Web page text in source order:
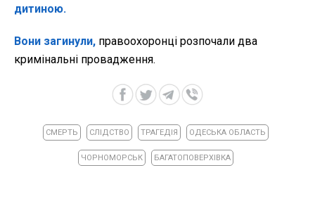
дитиною.
Вони загинули, правоохоронці розпочали два
кримінальні провадження.
СМЕРТЬ СЛІДСТВО ТРАГЕДІЯ ОДЕСЬКА ОБЛАСТЬ
ЧОРНОМОРСЬК БАГАТОПОВЕРХІВКА